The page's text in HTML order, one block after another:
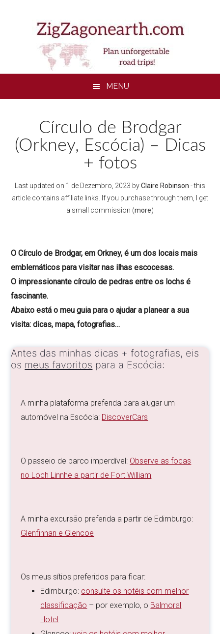
MENU
Círculo de Brodgar
(Orkney, Escócia) – Dicas
+ fotos
Last updated on 1 de Dezembro, 2023 byClaire Robinson - this
article contains affiliate links. If you purchase through them, I get
a small commission (more)
O Círculo de Brodgar, em Orkney, é um dos locais mais
emblemáticos para visitar nas ilhas escocesas.
O impressionante círculo de pedras entre os lochs é
fascinante.
Abaixo está o meu guia para o ajudar a planear a sua
visita: dicas, mapa, fotografias…
Antes das minhas dicas + fotografias, eis
os meus favoritos para a Escócia:
A minha plataforma preferida para alugar um
automóvel na Escócia: DiscoverCars
O passeio de barco imperdível: Observe as focas
no Loch Linnhe a partir de Fort William
A minha excursão preferida a partir de Edimburgo:
Glenfinnan e Glencoe
Os meus sítios preferidos para ficar:
Edimburgo: consulte os hotéis com melhor
classificação – por exemplo, o Balmoral
Hotel